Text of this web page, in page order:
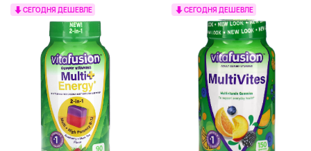
СЕГОДНЯ ДЕШЕВЛЕ СЕГОДНЯ ДЕШЕВЛЕ